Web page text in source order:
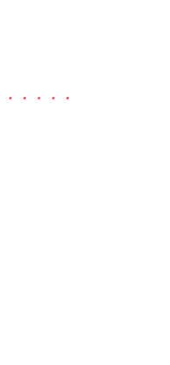
・・・・